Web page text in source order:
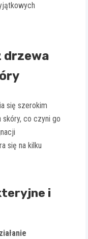
drzewa
się szerokim
skóry, co czyni go
się na kilku
i